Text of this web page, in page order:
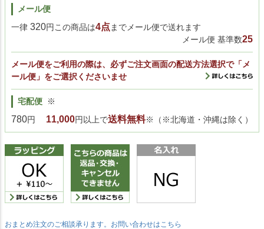
メール便
一律 320円この商品は4点 までメール便で送れます
メール便 基準数25
メール便をご利用の際は、必ずご注文画面の配送方法選択で「メ
ール便」をご選択くださいませ
宅配便
780円
※
11,000円以上で送料無料※（※北海道・沖縄は除く）
おまとめ注文のご相談承ります。お問い合わせはこちら